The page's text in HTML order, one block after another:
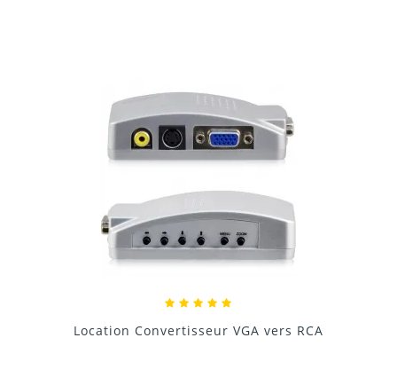
Convertisseur VGA vers RCA